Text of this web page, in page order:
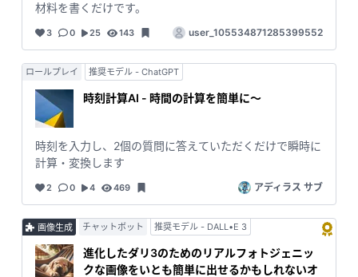
材料を書くだけです。
3 0 25 143 user_105534871285399552
ロールプレイ 推奨モデル - ChatGPT
時刻計算AI - 時間の計算を簡単に〜
時刻を入力し、2個の質問に答えていただくだけで瞬時に
計算・変換します
2 0 4 469 アディラス サブ
画像生成 チャットボット 推奨モデル - DALL•E 3
進化したダリ3のためのリアルフォトジェニッ
クな画像をいとも簡単に出せるかもしれないオ